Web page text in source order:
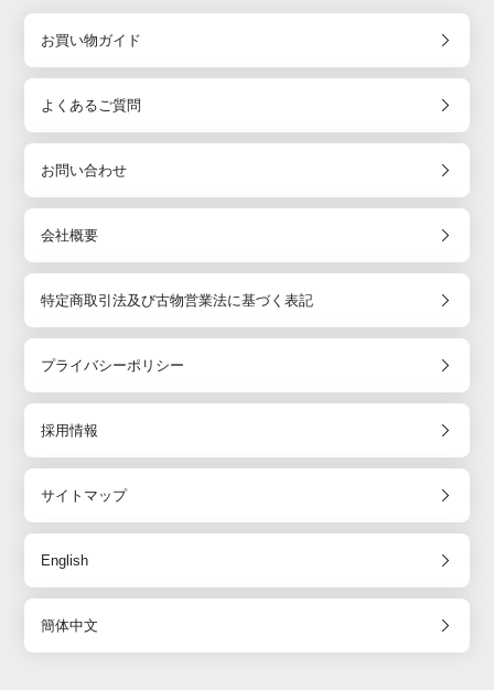
お買い物ガイド
よくあるご質問
お問い合わせ
会社概要
特定商取引法及び古物営業法に基づく表記
プライバシーポリシー
採用情報
サイトマップ
English
簡体中文